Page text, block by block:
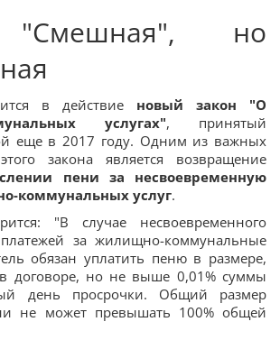
но
в действие новый закон "О
услугах", принятый
еще в 2017 году. Одним из важных
закона является возвращение
пени за несвоевременную
коммунальных услуг.
"В случае несвоевременного
за жилищно-коммунальные
обязан уплатить пеню в размере,
договоре, но не выше 0,01% суммы
день просрочки. Общий размер
не может превышать 100% общей